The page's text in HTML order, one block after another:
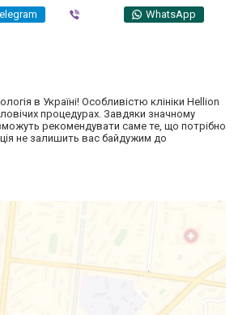
WhatsApp
в Україні! Особливістю клініки Hellion
процедурах. Завдяки значному
рекомендувати саме те, що потрібно
не залишить вас байдужим до